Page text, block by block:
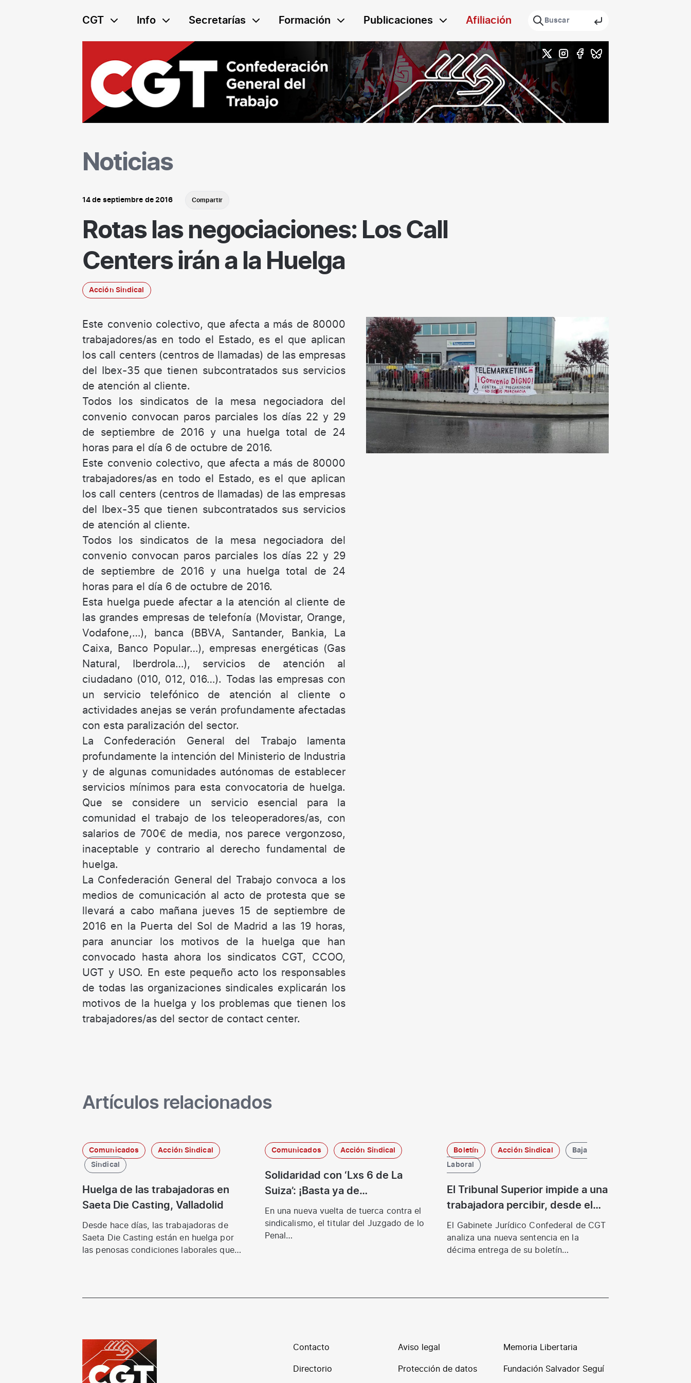
al
CGT Info Secretarías Formación Publicaciones Afiliación
Noticias
14 de septiembre de 2016 Compartir
Rotas las negociaciones: Los Call
Centers irán a la Huelga
Acción Sindical
Este convenio colectivo, que afecta a más de 80000
trabajadores/as en todo el Estado, es el que aplican
los call centers (centros de llamadas) de las empresas
del Ibex-35 que tienen subcontratados sus servicios
de atención al cliente.
Todos los sindicatos de la mesa negociadora del
convenio convocan paros parciales los días 22 y 29
de septiembre de 2016 y una huelga total de 24
horas para el día 6 de octubre de 2016.
Este convenio colectivo, que afecta a más de 80000
trabajadores/as en todo el Estado, es el que aplican
los call centers (centros de llamadas) de las empresas
del Ibex-35 que tienen subcontratados sus servicios
de atención al cliente.
Todos los sindicatos de la mesa negociadora del
convenio convocan paros parciales los días 22 y 29
de septiembre de 2016 y una huelga total de 24
horas para el día 6 de octubre de 2016.
Esta huelga puede afectar a la atención al cliente de
las grandes empresas de telefonía (Movistar, Orange,
Vodafone,…), banca (BBVA, Santander, Bankia, La
Caixa, Banco Popular…), empresas energéticas (Gas
Natural, Iberdrola…), servicios de atención al
ciudadano (010, 012, 016…). Todas las empresas con
un servicio telefónico de atención al cliente o
actividades anejas se verán profundamente afectadas
con esta paralización del sector.
La Confederación General del Trabajo lamenta
profundamente la intención del Ministerio de Industria
y de algunas comunidades autónomas de establecer
servicios mínimos para esta convocatoria de huelga.
Que se considere un servicio esencial para la
comunidad el trabajo de los teleoperadores/as, con
salarios de 700€ de media, nos parece vergonzoso,
inaceptable y contrario al derecho fundamental de
huelga.
La Confederación General del Trabajo convoca a los
medios de comunicación al acto de protesta que se
llevará a cabo mañana jueves 15 de septiembre de
2016 en la Puerta del Sol de Madrid a las 19 horas,
para anunciar los motivos de la huelga que han
convocado hasta ahora los sindicatos CGT, CCOO,
UGT y USO. En este pequeño acto los responsables
de todas las organizaciones sindicales explicarán los
motivos de la huelga y los problemas que tienen los
trabajadores/as del sector de contact center.
Artículos relacionados
Comunicados
Acción Sindical
Sindical
Huelga de las trabajadoras en
Saeta Die Casting, Valladolid
Desde hace días, las trabajadoras de
Saeta Die Casting están en huelga por
las penosas condiciones laborales que
Comunicados Acción Sindical
Solidaridad con ‘Lxs 6 de La
Suiza’: ¡Basta ya de
persecución! ¡Hacer
sindicalismo no es delito!
En una nueva vuelta de tuerca contra el
sindicalismo, el titular del Juzgado de lo
Penal…
Boletín Acción Sindical
Baja
Laboral
El Tribunal Superior impide a una
trabajadora percibir, desde el
comienzo de su baja laboral, el
complemento de mejora IT de la
empresa.
El Gabinete Jurídico Confederal de CGT
analiza una nueva sentencia en la
décima entrega de su boletín
Contacto
Directorio
Aviso legal
Protección de datos
Memoria Libertaria
Fundación Salvador Seguí